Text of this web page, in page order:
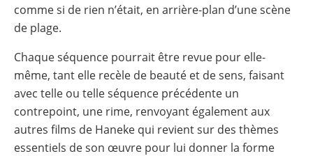
comme si de rien n’était, en arrière-plan d’une scène
de plage.
Chaque séquence pourrait être revue pour elle-
même, tant elle recèle de beauté et de sens, faisant
avec telle ou telle séquence précédente un
contrepoint, une rime, renvoyant également aux
autres films de Haneke qui revient sur des thèmes
essentiels de son œuvre pour lui donner la forme